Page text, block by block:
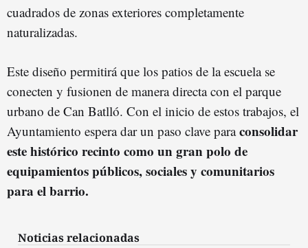
cuadrados de zonas exteriores completamente
naturalizadas.
Este diseño permitirá que los patios de la escuela se
conecten y fusionen de manera directa con el parque
urbano de Can Batlló. Con el inicio de estos trabajos, el
Ayuntamiento espera dar un paso clave paraconsolidar
este histórico recinto como un gran polo de
equipamientos públicos, sociales y comunitarios
para el barrio.
Noticias relacionadas